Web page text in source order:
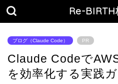
Re-
ブログ（Claude Code） PR
Claude Codeで
を効率化する実践